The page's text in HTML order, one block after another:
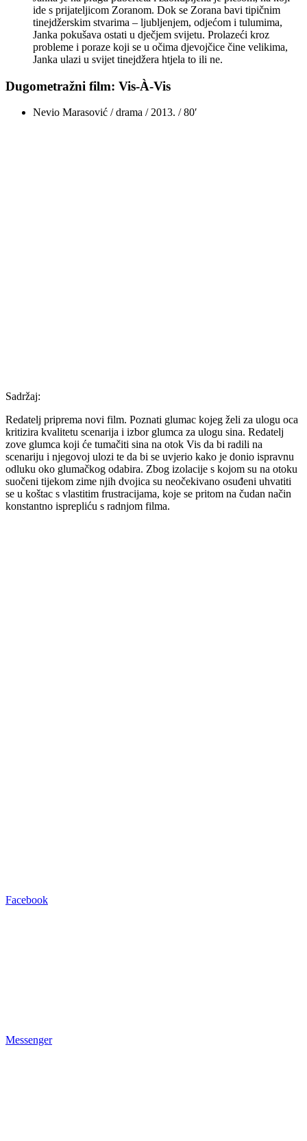
ide s prijateljicom Zoranom. Dok se Zorana bavi tipičnim
tinejdžerskim stvarima – ljubljenjem, odjećom i tulumima,
Janka pokušava ostati u dječjem svijetu. Prolazeći kroz
probleme i poraze koji se u očima djevojčice čine velikima,
Janka ulazi u svijet tinejdžera htjela to ili ne.
Dugometražni film: Vis-À-Vis
Nevio Marasović / drama / 2013. / 80′
Sadržaj:
Redatelj priprema novi film. Poznati glumac kojeg želi za ulogu oca
kritizira kvalitetu scenarija i izbor glumca za ulogu sina. Redatelj
zove glumca koji će tumačiti sina na otok Vis da bi radili na
scenariju i njegovoj ulozi te da bi se uvjerio kako je donio ispravnu
odluku oko glumačkog odabira. Zbog izolacije s kojom su na otoku
suočeni tijekom zime njih dvojica su neočekivano osuđeni uhvatiti
se u koštac s vlastitim frustracijama, koje se pritom na čudan način
konstantno isprepliću s radnjom filma.
Facebook
Messenger